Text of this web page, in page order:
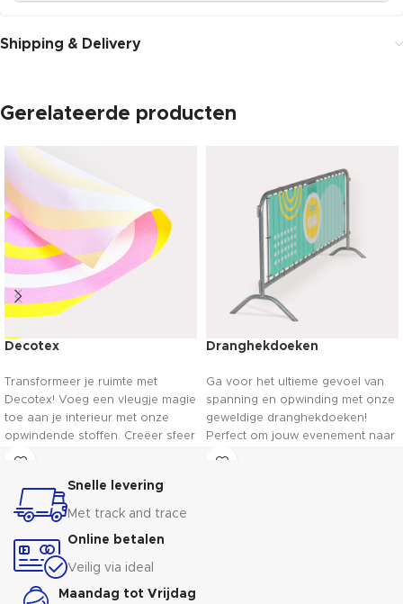
Shipping & Delivery
Gerelateerde producten
Decotex
Transformeer je ruimte met
Decotex! Voeg een vleugje magie
toe aan je interieur met onze
opwindende stoffen. Creëer sfeer
en maak van je huis een
Dranghekdoeken
Ga voor het ultieme gevoel van
spanning en opwinding met onze
geweldige dranghekdoeken!
Perfect om jouw evenement naar
een hoger niveau te tillen. Met
Snelle levering
Met track and trace
Online betalen
Veilig via ideal
Maandag tot Vrijdag